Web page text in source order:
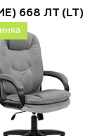
668 ЛТ (LT)